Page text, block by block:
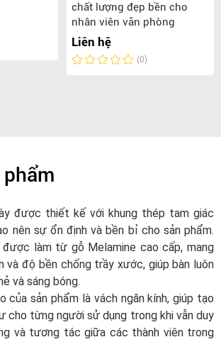
chất lượng đẹp bền cho
nhân viên văn phòng
Liên hệ
(0)
được thiết kế với khung thép tam giác
nên sự ổn định và bền bỉ cho sản phẩm.
làm từ gỗ Melamine cao cấp, mang
và độ bền chống trầy xước, giúp bàn luôn
và sáng bóng.
của sản phẩm là vách ngăn kính, giúp tạo
cho từng người sử dụng trong khi vẫn duy
và tương tác giữa các thành viên trong